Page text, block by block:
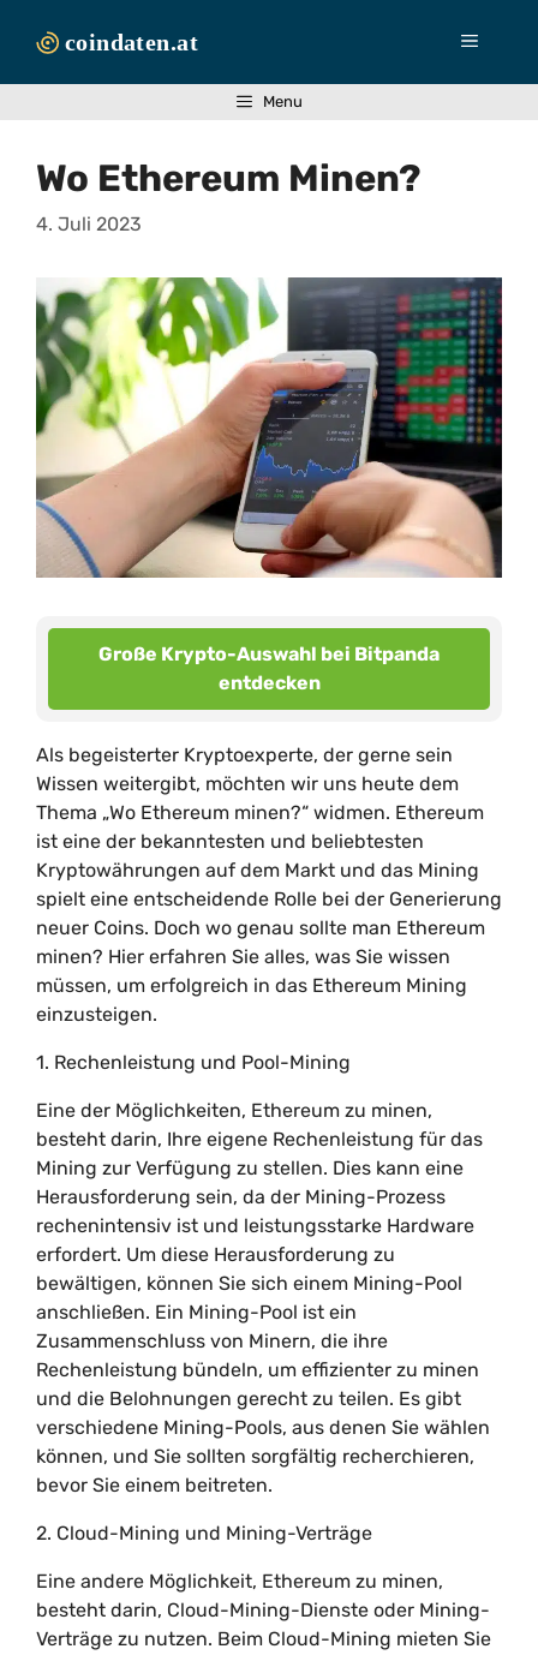
Inhalt
Menü
Menu
Wo Ethereum Minen?
4. Juli 2023
Große Krypto-Auswahl bei Bitpanda
entdecken
Als begeisterter Kryptoexperte, der gerne sein
Wissen weitergibt, möchten wir uns heute dem
Thema „Wo Ethereum minen?“ widmen. Ethereum
ist eine der bekanntesten und beliebtesten
Kryptowährungen auf dem Markt und das Mining
spielt eine entscheidende Rolle bei der Generierung
neuer Coins. Doch wo genau sollte man Ethereum
minen? Hier erfahren Sie alles, was Sie wissen
müssen, um erfolgreich in das Ethereum Mining
einzusteigen.
1. Rechenleistung und Pool-Mining
Eine der Möglichkeiten, Ethereum zu minen,
besteht darin, Ihre eigene Rechenleistung für das
Mining zur Verfügung zu stellen. Dies kann eine
Herausforderung sein, da der Mining-Prozess
rechenintensiv ist und leistungsstarke Hardware
erfordert. Um diese Herausforderung zu
bewältigen, können Sie sich einem Mining-Pool
anschließen. Ein Mining-Pool ist ein
Zusammenschluss von Minern, die ihre
Rechenleistung bündeln, um effizienter zu minen
und die Belohnungen gerecht zu teilen. Es gibt
verschiedene Mining-Pools, aus denen Sie wählen
können, und Sie sollten sorgfältig recherchieren,
bevor Sie einem beitreten.
2. Cloud-Mining und Mining-Verträge
Eine andere Möglichkeit, Ethereum zu minen,
besteht darin, Cloud-Mining-Dienste oder Mining-
Verträge zu nutzen. Beim Cloud-Mining mieten Sie